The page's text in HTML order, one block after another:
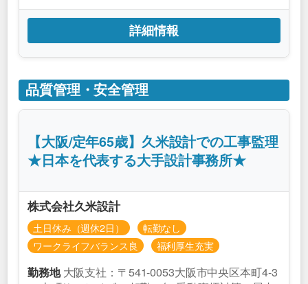
詳細情報
品質管理・安全管理
【大阪/定年65歳】久米設計での工事監理
★日本を代表する大手設計事務所★
株式会社久米設計
土日休み（週休2日）
転勤なし
ワークライフバランス良
福利厚生充実
勤務地大阪支社：〒541-0053大阪市中央区本町4-3